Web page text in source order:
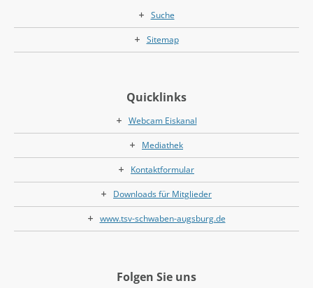
Suche
Sitemap
Quicklinks
Webcam Eiskanal
Mediathek
Kontaktformular
Downloads für Mitglieder
www.tsv-schwaben-augsburg.de
Folgen Sie uns